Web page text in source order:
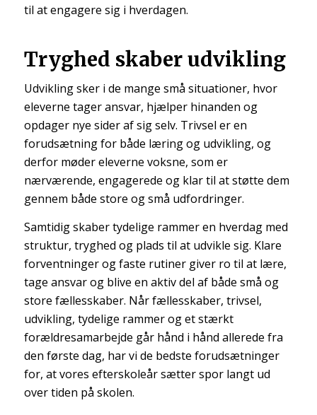
til at engagere sig i hverdagen.
Tryghed skaber udvikling
Udvikling sker i de mange små situationer, hvor
eleverne tager ansvar, hjælper hinanden og
opdager nye sider af sig selv. Trivsel er en
forudsætning for både læring og udvikling, og
derfor møder eleverne voksne, som er
nærværende, engagerede og klar til at støtte dem
gennem både store og små udfordringer.
Samtidig skaber tydelige rammer en hverdag med
struktur, tryghed og plads til at udvikle sig. Klare
forventninger og faste rutiner giver ro til at lære,
tage ansvar og blive en aktiv del af både små og
store fællesskaber. Når fællesskaber, trivsel,
udvikling, tydelige rammer og et stærkt
forældresamarbejde går hånd i hånd allerede fra
den første dag, har vi de bedste forudsætninger
for, at vores efterskoleår sætter spor langt ud
over tiden på skolen.